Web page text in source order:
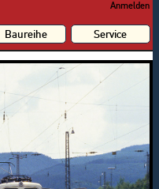
Anmelden
Baureihe Service